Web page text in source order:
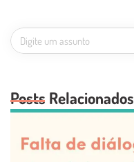
Posts Relacionados